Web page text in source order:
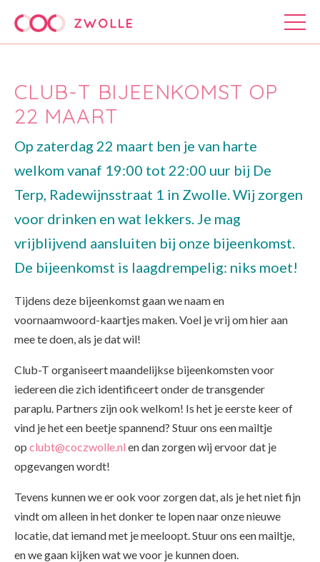
CLUB-T BIJEENKOMST OP
22 MAART
Op zaterdag 22 maart ben je van harte
welkom vanaf 19:00 tot 22:00 uur bij De
Terp, Radewijnsstraat 1 in Zwolle. Wij zorgen
voor drinken en wat lekkers. Je mag
vrijblijvend aansluiten bij onze bijeenkomst.
De bijeenkomst is laagdrempelig: niks moet!
Tijdens deze bijeenkomst gaan we naam en
voornaamwoord-kaartjes maken. Voel je vrij om hier aan
mee te doen, als je dat wil!
Club-T organiseert maandelijkse bijeenkomsten voor
iedereen die zich identificeert onder de transgender
paraplu. Partners zijn ook welkom! Is het je eerste keer of
vind je het een beetje spannend? Stuur ons een mailtje
op clubt@coczwolle.nl en dan zorgen wij ervoor dat je
opgevangen wordt!
Tevens kunnen we er ook voor zorgen dat, als je het niet fijn
vindt om alleen in het donker te lopen naar onze nieuwe
locatie, dat iemand met je meeloopt. Stuur ons een mailtje,
en we gaan kijken wat we voor je kunnen doen.